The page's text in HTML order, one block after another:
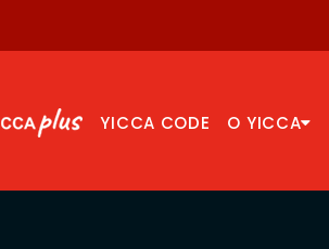
YICCA CODE O YICCA